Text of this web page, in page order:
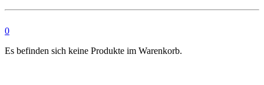
0
Es befinden sich keine Produkte im Warenkorb.